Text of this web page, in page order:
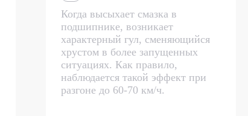
Когда высыхает смазка в
подшипнике, возникает
характерный гул, сменяющийся
хрустом в более запущенных
ситуациях. Как правило,
наблюдается такой эффект при
разгоне до 60-70 км/ч.